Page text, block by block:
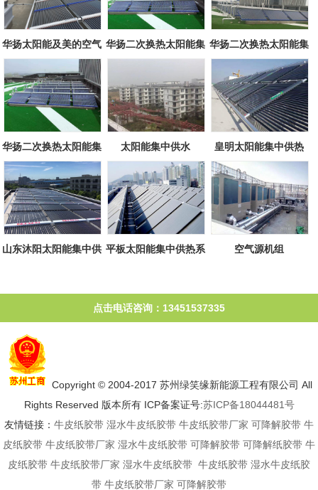
华扬太阳能及美的空气 华扬二次换热太阳能集 华扬二次换热太阳能集
中系统
华扬二次换热太阳能集
中系统
太阳能集中供水 皇明太阳能集中供热
山东沐阳太阳能集中供 平板太阳能集中供热系
空气源机组
点击电话咨询：13451537335
Copyright © 2004-2017 苏州绿笑缘新能源工程有限公司 All
Rights Reserved 版本所有 ICP备案证号:苏ICP备18044481号
友情链接： 牛皮纸胶带 湿水牛皮纸胶带 牛皮纸胶带厂家 可降解胶带 牛
皮纸胶带 牛皮纸胶带厂家 湿水牛皮纸胶带 可降解胶带 可降解纸胶带 牛
皮纸胶带 牛皮纸胶带厂家 湿水牛皮纸胶带 牛皮纸胶带 湿水牛皮纸胶
带 牛皮纸胶带厂家 可降解胶带